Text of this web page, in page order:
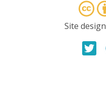
Site design